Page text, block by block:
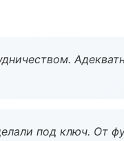
под ключ. От